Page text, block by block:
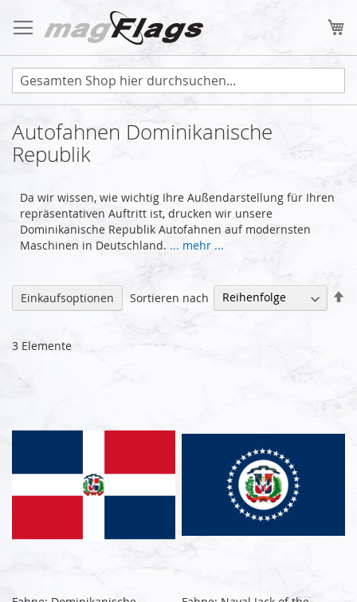
Inhalt
springen
Autofahnen Dominikanische
Republik
Da wir wissen, wie wichtig Ihre Außendarstellung für Ihren
repräsentativen Auftritt ist, drucken wir unsere
Dominikanische Republik Autofahnen auf modernsten
Maschinen in Deutschland. ... mehr ...
3 Elemente
Sortieren nach
Einkaufsoptionen